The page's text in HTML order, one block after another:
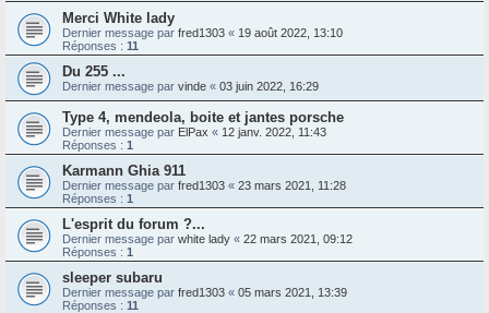
Merci White lady
Dernier message par fred1303 « 19 août 2022, 13:10
Réponses : 11
Du 255 ...
Dernier message par vinde « 03 juin 2022, 16:29
Type 4, mendeola, boite et jantes porsche
Dernier message par ElPax « 12 janv. 2022, 11:43
Réponses : 1
Karmann Ghia 911
Dernier message par fred1303 « 23 mars 2021, 11:28
Réponses : 1
L'esprit du forum ?...
Dernier message par white lady « 22 mars 2021, 09:12
Réponses : 1
sleeper subaru
Dernier message par fred1303 « 05 mars 2021, 13:39
Réponses : 11